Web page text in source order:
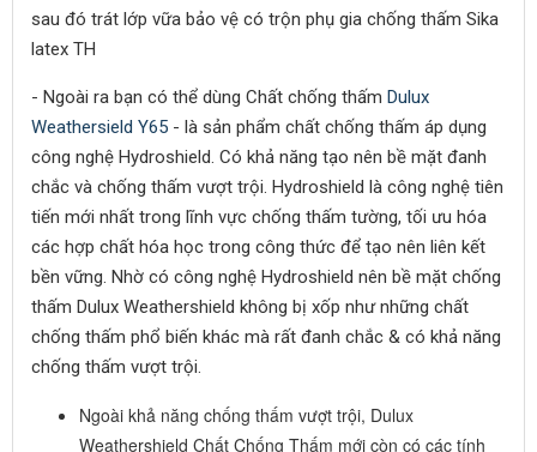
sau đó trát lớp vữa bảo vệ có trộn phụ gia chống thấm Sika
latex TH
- Ngoài ra bạn có thể dùng Chất chống thấm Dulux
Weathersield Y65 - là sản phẩm chất chống thấm áp dụng
công nghệ Hydroshield. Có khả năng tạo nên bề mặt đanh
chắc và chống thấm vượt trội. Hydroshield là công nghệ tiên
tiến mới nhất trong lĩnh vực chống thấm tường, tối ưu hóa
các hợp chất hóa học trong công thức để tạo nên liên kết
bền vững. Nhờ có công nghệ Hydroshield nên bề mặt chống
thấm Dulux Weathershield không bị xốp như những chất
chống thấm phổ biến khác mà rất đanh chắc & có khả năng
chống thấm vượt trội.
Ngoài khả năng chống thấm vượt trội, Dulux
Weathershield Chất Chống Thấm mới còn có các tính